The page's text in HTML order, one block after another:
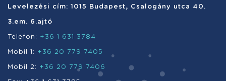
Levelezési cím: 1015 Budapest, Csalogány utca 40.
3.em. 6.ajtó
Telefon: +36 1 631 3784
Mobil 1: +36 20 779 7405
Mobil 2: +36 20 779 7406